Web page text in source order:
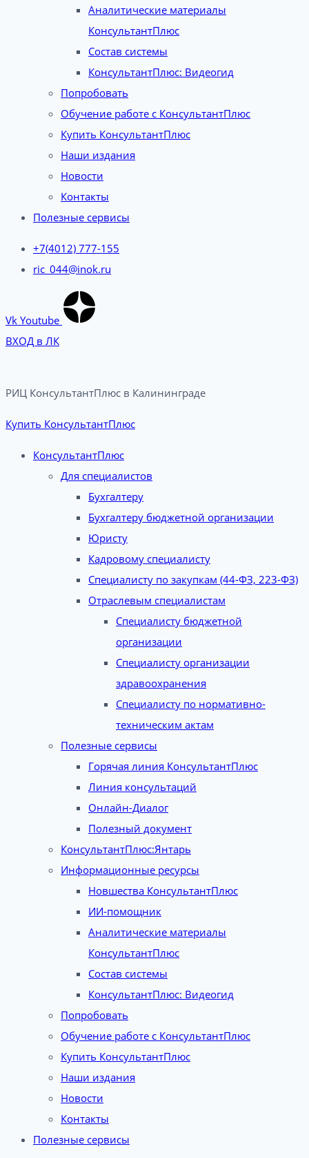
Аналитические материалы
КонсультантПлюс
Состав системы
КонсультантПлюс: Видеогид
Попробовать
Обучение работе с КонсультантПлюс
Купить КонсультантПлюс
Наши издания
Новости
Контакты
Полезные сервисы
+7(4012) 777-155
ric_044@inok.ru
Vk Youtube
ВХОД в ЛК
РИЦ КонсультантПлюс в Калининграде​
Купить КонсультантПлюс
КонсультантПлюс
Для специалистов
Бухгалтеру
Бухгалтеру бюджетной организации
Юристу
Кадровому специалисту
Специалисту по закупкам (44-ФЗ, 223-ФЗ)
Отраслевым специалистам
Специалисту бюджетной
организации
Специалисту организации
здравоохранения
Специалисту по нормативно-
техническим актам
Полезные сервисы
Горячая линия КонсультантПлюс
Линия консультаций
Онлайн-Диалог
Полезный документ
КонсультантПлюс:Янтарь
Информационные ресурсы
Новшества КонсультантПлюс
ИИ-помощник
Аналитические материалы
КонсультантПлюс
Состав системы
КонсультантПлюс: Видеогид
Попробовать
Обучение работе с КонсультантПлюс
Купить КонсультантПлюс
Наши издания
Новости
Контакты
Полезные сервисы